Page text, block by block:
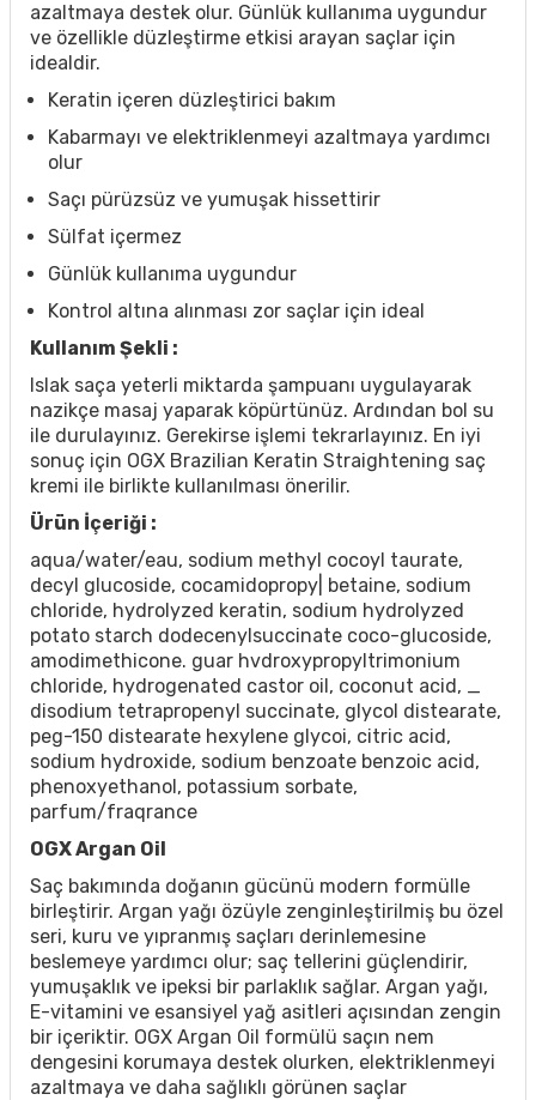
azaltmaya destek olur. Günlük kullanıma uygundur
ve özellikle düzleştirme etkisi arayan saçlar için
idealdir.
Keratin içeren düzleştirici bakım
Kabarmayı ve elektriklenmeyi azaltmaya yardımcı
olur
Saçı pürüzsüz ve yumuşak hissettirir
Sülfat içermez
Günlük kullanıma uygundur
Kontrol altına alınması zor saçlar için ideal
Kullanım Şekli :
Islak saça yeterli miktarda şampuanı uygulayarak
nazikçe masaj yaparak köpürtünüz. Ardından bol su
ile durulayınız. Gerekirse işlemi tekrarlayınız. En iyi
sonuç için OGX Brazilian Keratin Straightening saç
kremi ile birlikte kullanılması önerilir.
Ürün İçeriği :
aqua/water/eau, sodium methyl cocoyl taurate,
decyl glucoside, cocamidopropy| betaine, sodium
chloride, hydrolyzed keratin, sodium hydrolyzed
potato starch dodecenylsuccinate coco-glucoside,
amodimethicone. guar hvdroxypropyltrimonium
chloride, hydrogenated castor oil, coconut acid, _
disodium tetrapropenyl succinate, glycol distearate,
peg-150 distearate hexylene glycoi, citric acid,
sodium hydroxide, sodium benzoate benzoic acid,
phenoxyethanol, potassium sorbate,
parfum/fraqrance
OGX Argan Oil
Saç bakımında doğanın gücünü modern formülle
birleştirir. Argan yağı özüyle zenginleştirilmiş bu özel
seri, kuru ve yıpranmış saçları derinlemesine
beslemeye yardımcı olur; saç tellerini güçlendirir,
yumuşaklık ve ipeksi bir parlaklık sağlar. Argan yağı,
E-vitamini ve esansiyel yağ asitleri açısından zengin
bir içeriktir. OGX Argan Oil formülü saçın nem
dengesini korumaya destek olurken, elektriklenmeyi
azaltmaya ve daha sağlıklı görünen saçlar